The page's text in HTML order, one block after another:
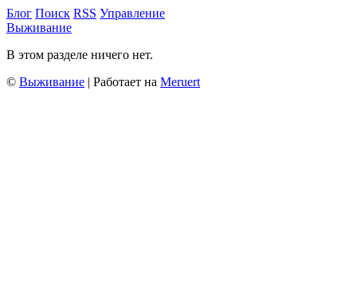
Блог Поиск RSS Управление
Выживание
В этом разделе ничего нет.
© Выживание | Работает на Meruert